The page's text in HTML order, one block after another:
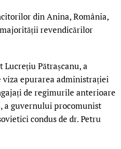
din Anina, România,
revendicărilor
Pătrașcanu, a
viza epurarea administrației
de regimurile anterioare
a guvernului procomunist
condus de dr. Petru